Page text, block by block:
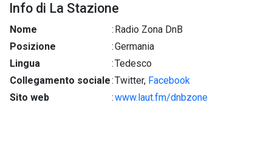
Info di La Stazione
Nome : Radio Zona DnB
Posizione
:Germania
Lingua
:Tedesco
Collegamento sociale:Twitter, Facebook
Sito web
:www.laut.fm/dnbzone